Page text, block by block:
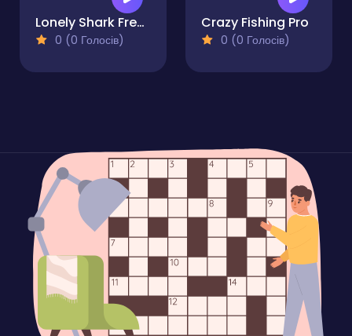
Lonely Shark Frenzy
0 (0 Голосів)
Crazy Fishing Pro
0 (0 Голосів)